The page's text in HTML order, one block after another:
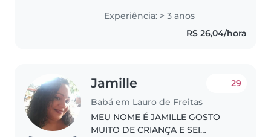
crianças de todas as idades.
Adoro desenhar, ler e fazer
artesanato com as crianças, além
Experiência: > 3 anos
R$ 26,04/hora
Jamille
Babá em Lauro de Freitas
29
MEU NOME É JAMILLE GOSTO
MUITO DE CRIANÇA E SEI